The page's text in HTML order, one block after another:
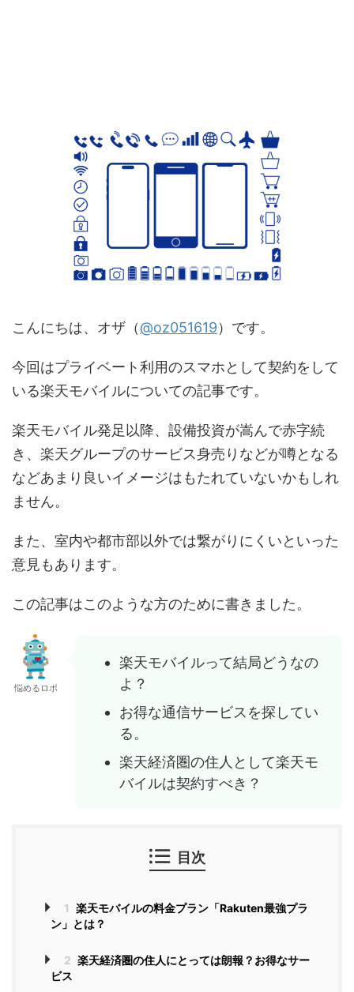
こんにちは、オザ（@oz051619）です。
今回はプライベート利用のスマホとして契約をして
いる楽天モバイルについての記事です。
楽天モバイル発足以降、設備投資が嵩んで赤字続
き、楽天グループのサービス身売りなどが噂となる
などあまり良いイメージはもたれていないかもしれ
ません。
また、室内や都市部以外では繋がりにくいといった
意見もあります。
この記事はこのような方のために書きました。
悩めるロボ
楽天モバイルって結局どうなの
よ？
お得な通信サービスを探してい
る。
楽天経済圏の住人として楽天モ
バイルは契約すべき？
目次
1 楽天モバイルの料金プラン「Rakuten最強プラ
ン」とは？
2 楽天経済圏の住人にとっては朗報？お得なサー
ビス